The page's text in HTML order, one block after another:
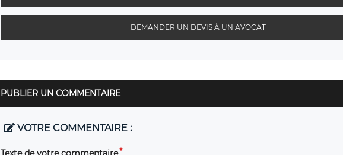
DEMANDER UN DEVIS À UN AVOCAT
PUBLIER UN COMMENTAIRE
VOTRE COMMENTAIRE :